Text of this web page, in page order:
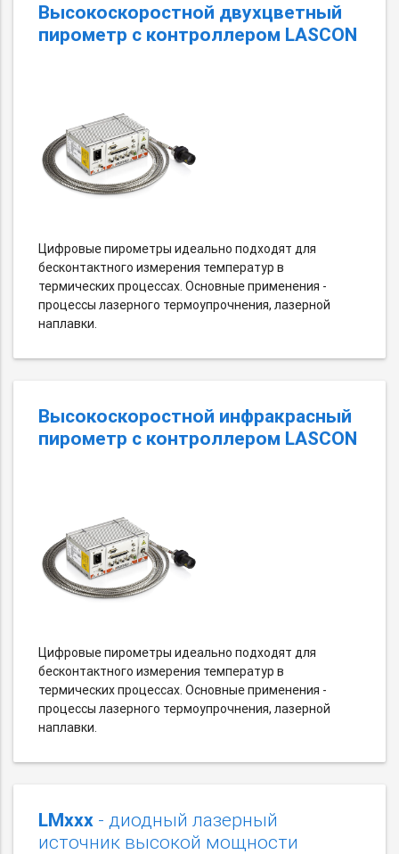
Высокоскоростной двухцветный
пирометр с контроллером LASCON
Цифровые пирометры идеально подходят для
бесконтактного измерения температур в
термических процессах. Основные применения -
процессы лазерного термоупрочнения, лазерной
наплавки.
Высокоскоростной инфракрасный
пирометр с контроллером LASCON
Цифровые пирометры идеально подходят для
бесконтактного измерения температур в
термических процессах. Основные применения -
процессы лазерного термоупрочнения, лазерной
наплавки.
LMxxx - диодный лазерный
источник высокой мощности